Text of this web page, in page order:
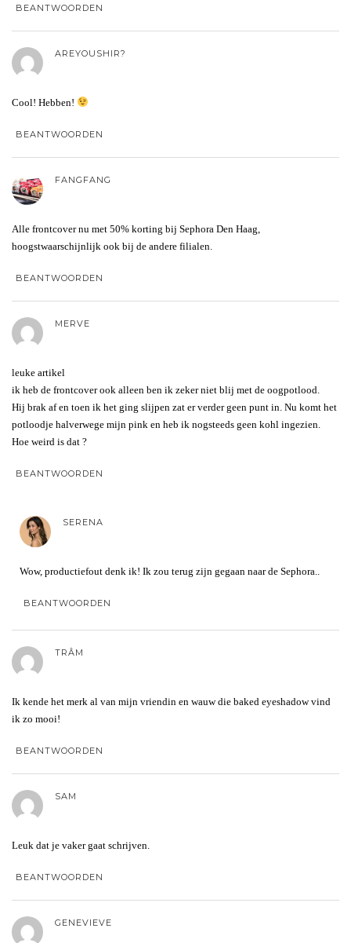
BEANTWOORDEN
AREYOUSHIR?
Cool! Hebben!
BEANTWOORDEN
FANGFANG
Alle frontcover nu met 50% korting bij Sephora Den Haag,
hoogstwaarschijnlijk ook bij de andere filialen.
BEANTWOORDEN
MERVE
leuke artikel
ik heb de frontcover ook alleen ben ik zeker niet blij met de oogpotlood.
Hij brak af en toen ik het ging slijpen zat er verder geen punt in. Nu komt het
potloodje halverwege mijn pink en heb ik nogsteeds geen kohl ingezien.
Hoe weird is dat ?
BEANTWOORDEN
SERENA
Wow, productiefout denk ik! Ik zou terug zijn gegaan naar de Sephora..
BEANTWOORDEN
TRÂM
Ik kende het merk al van mijn vriendin en wauw die baked eyeshadow vind
ik zo mooi!
BEANTWOORDEN
SAM
Leuk dat je vaker gaat schrijven.
BEANTWOORDEN
GENEVIEVE